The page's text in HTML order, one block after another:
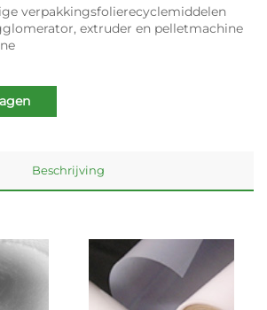
verpakkingsfolierecyclemiddelen
extruder en pelletmachine
Beschrijving